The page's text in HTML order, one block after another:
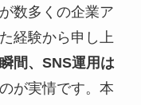
数多くの企業ア
経験から申し上
間、SNS運用は
が実情です。本